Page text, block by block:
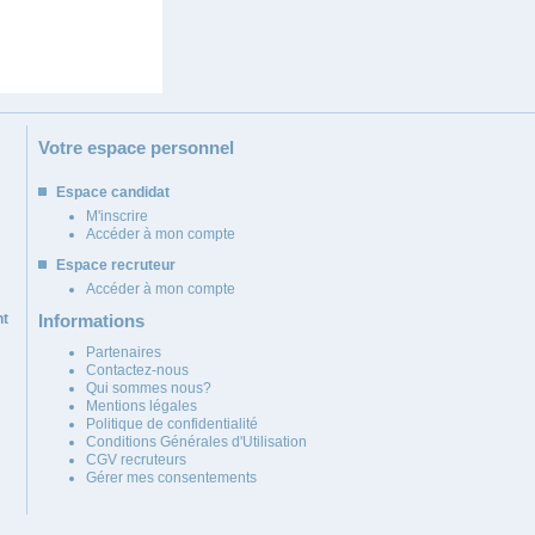
Votre espace personnel
Espace candidat
M'inscrire
Accéder à mon compte
Espace recruteur
Accéder à mon compte
Informations
Partenaires
Contactez-nous
Qui sommes nous?
Mentions légales
Politique de confidentialité
Conditions Générales d'Utilisation
CGV recruteurs
Gérer mes consentements